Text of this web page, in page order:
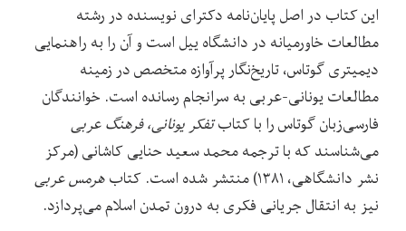
این کتاب در اصل پایان‌نامه دکترای نویسنده در رشته
مطالعات خاور‌میانه در دانشگاه ییل است و آن را به راهنمایی
دیمیتری گوتاس، تاریخ‌نگار پرآوازه متخصص در زمینه
مطالعات یونانی-عربی به سرانجام رسانده است. خوانندگان
فارسی‌زبان گوتاس را با کتابتفکر یونانی، فرهنگ عربی
می‌شناسند که با ترجمه محمد سعید حنایی کاشانی (مرکز
نشر دانشگاهی، ۱۳۸۱) منتشر شده است. کتاب
هرمس عربی
نیز به انتقال جریانی فکری به درون تمدن اسلام می‌پردازد.